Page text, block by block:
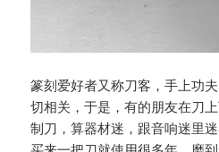
篆刻爱好者又称刀客，手上功
切相关，于是，有的朋友在刀
制刀，算器材迷，跟音响迷里